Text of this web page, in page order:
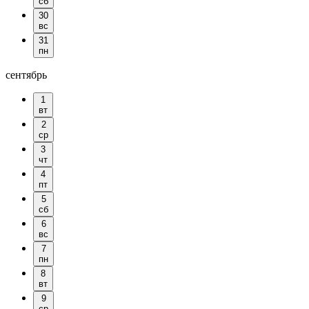
30
вс
31
пн
сентябрь
1
вт
2
ср
3
чт
4
пт
5
сб
6
вс
7
пн
8
вт
9